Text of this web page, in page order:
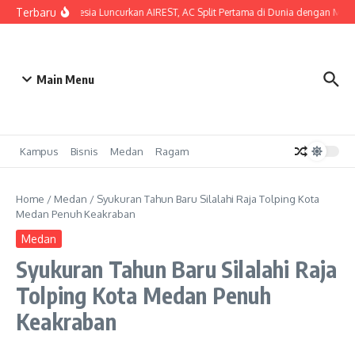
Lewati ke konten
Terbaru
SHARP Indonesia Luncurkan AIREST, AC Split Pertama di Dunia dengan MERV
Main Menu
Kampus Bisnis Medan Ragam
Home / Medan / Syukuran Tahun Baru Silalahi Raja Tolping Kota
Medan Penuh Keakraban
Medan
Syukuran Tahun Baru Silalahi Raja
Tolping Kota Medan Penuh
Keakraban